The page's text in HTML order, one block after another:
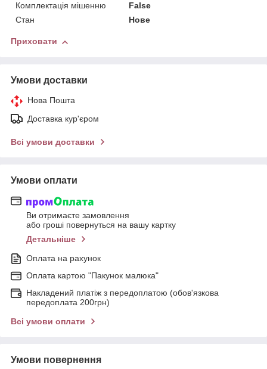
Комплектація мішенню
False
Стан
Нове
Приховати
Умови доставки
Нова Пошта
Доставка кур'єром
Всі умови доставки
Умови оплати
Ви отримаєте замовлення
або гроші повернуться на вашу картку
Детальніше
Оплата на рахунок
Оплата картою "Пакунок малюка"
Накладений платіж з передоплатою (обов'язкова
передоплата 200грн)
Всі умови оплати
Умови повернення